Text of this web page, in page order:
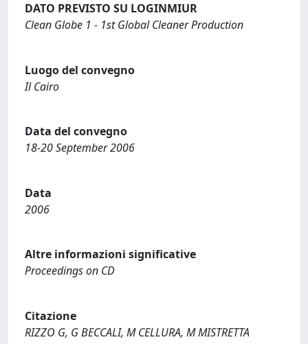
DATO PREVISTO SU LOGINMIUR
Clean Globe 1 - 1st Global Cleaner Production
Luogo del convegno
Il Cairo
Data del convegno
18-20 September 2006
Data
2006
Altre informazioni significative
Proceedings on CD
Citazione
RIZZO G, G BECCALI, M CELLURA, M MISTRETTA